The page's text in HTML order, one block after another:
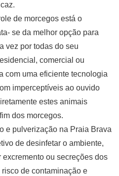
de morcegos está o
se da melhor opção para
vez por todas do seu
comercial ou
com uma eficiente tecnologia
imperceptíveis ao ouvido
estes animais
dos morcegos.
e pulverização na Praia Brava
de desinfetar o ambiente,
ou secreções dos
de contaminação e